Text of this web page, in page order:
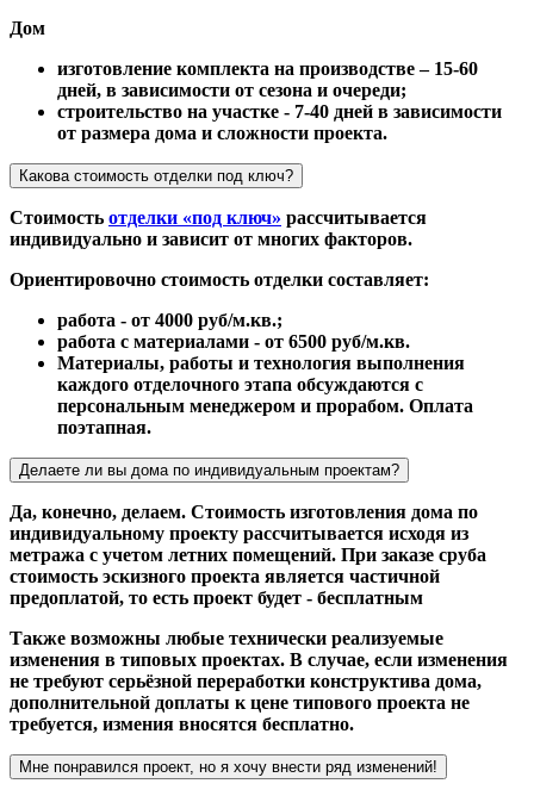
Дом
изготовление комплекта на производстве – 15-60
дней, в зависимости от сезона и очереди;
строительство на участке - 7-40 дней в зависимости
от размера дома и сложности проекта.
Какова стоимость отделки под ключ?
Стоимость отделки «под ключ» рассчитывается
индивидуально и зависит от многих факторов.
Ориентировочно стоимость отделки составляет:
работа - от 4000 руб/м.кв.;
работа с материалами - от 6500 руб/м.кв.
Материалы, работы и технология выполнения
каждого отделочного этапа обсуждаются с
персональным менеджером и прорабом. Оплата
поэтапная.
Делаете ли вы дома по индивидуальным проектам?
Да, конечно, делаем. Стоимость изготовления дома по
индивидуальному проекту рассчитывается исходя из
метража с учетом летних помещений. При заказе сруба
стоимость эскизного проекта является частичной
предоплатой, то есть проект будет - бесплатным
Также возможны любые технически реализуемые
изменения в типовых проектах. В случае, если изменения
не требуют серьёзной переработки конструктива дома,
дополнительной доплаты к цене типового проекта не
требуется, измения вносятся бесплатно.
Мне понравился проект, но я хочу внести ряд изменений!